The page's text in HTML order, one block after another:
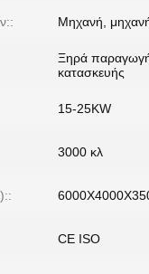
Μηχανή,
Ξηρά
κατασκευής
15-25KW
3000 κλ
CE ISO